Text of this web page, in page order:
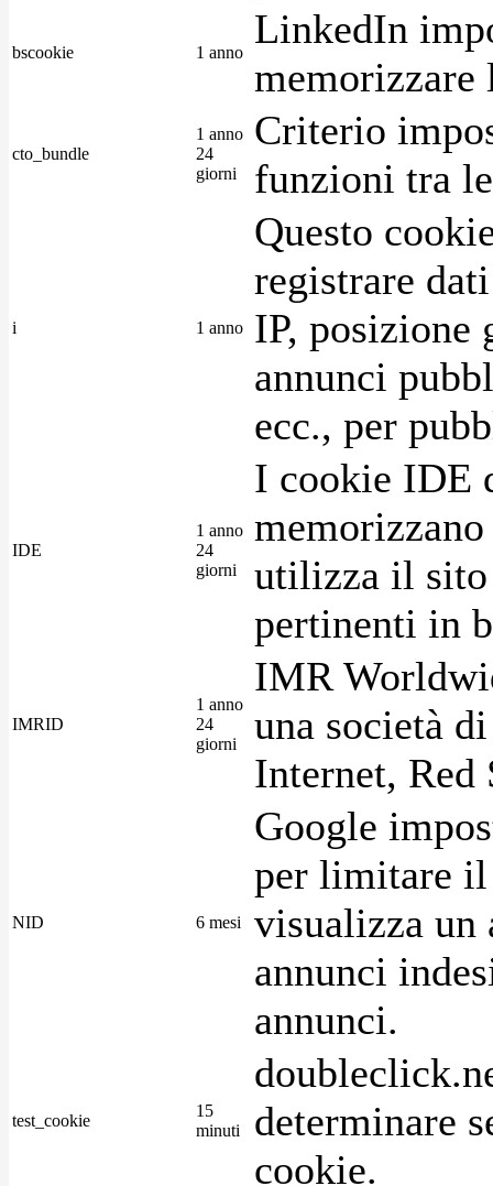
bscookie 1 anno
LinkedIn
memorizzare
cto_bundle
1 anno
24
giorni
Criterio
funzioni tra
i 1 anno
Questo
registrare
IP, posizione
annunci
ecc., per
IDE
1 anno
24
giorni
I cookie IDE
utilizza il sito
pertinenti in
IMRID
1 anno
24
giorni
IMR
una società
Internet, Red
NID 6 mesi
Google
per limitare
visualizza un
annunci
annunci.
test_cookie
15
minuti
determinare
cookie.